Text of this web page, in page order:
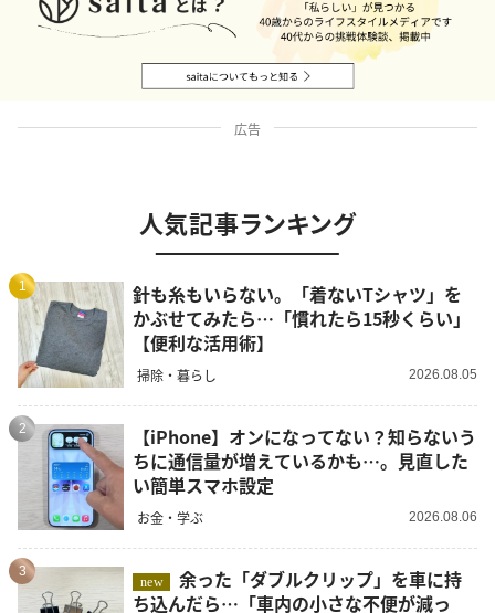
広告
人気記事ランキング
1
針も糸もいらない。「着ないTシャツ」を
かぶせてみたら…「慣れたら15秒くらい」
【便利な活用術】
掃除・暮らし 2026.08.05
2
【iPhone】オンになってない？知らないう
ちに通信量が増えているかも…。見直した
い簡単スマホ設定
お金・学ぶ 2026.08.06
3
new
余った「ダブルクリップ」を車に持
ち込んだら…「車内の小さな不便が減っ